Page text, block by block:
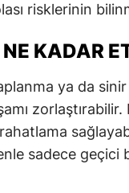
risklerinin
KADAR
ya da
sadece